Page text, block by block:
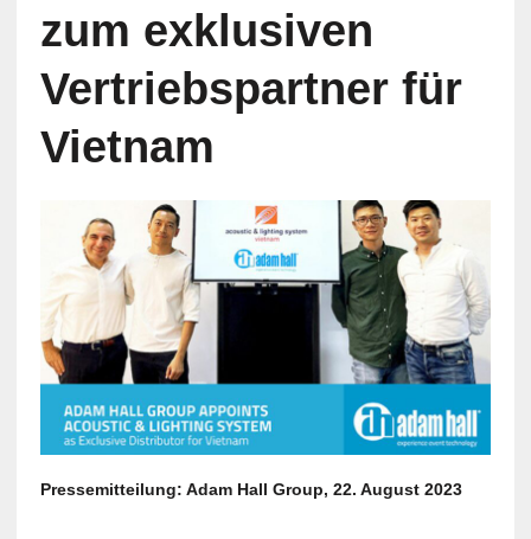
zum exklusiven
Vertriebspartner für
Vietnam
Pressemitteilung: Adam Hall Group, 22. August 2023